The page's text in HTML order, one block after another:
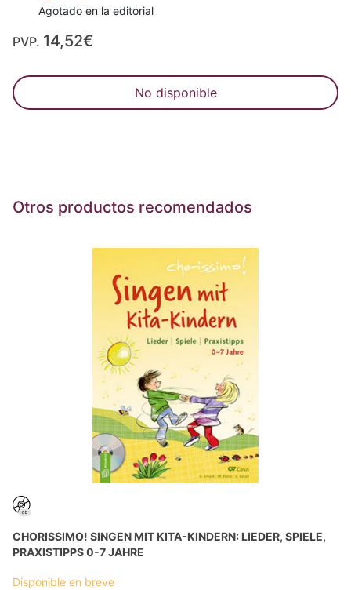
Agotado en la editorial
PVP. 14,52€
No disponible
Otros productos recomendados
CHORISSIMO! SINGEN MIT KITA-KINDERN: LIEDER, SPIELE,
PRAXISTIPPS 0-7 JAHRE
Disponible en breve